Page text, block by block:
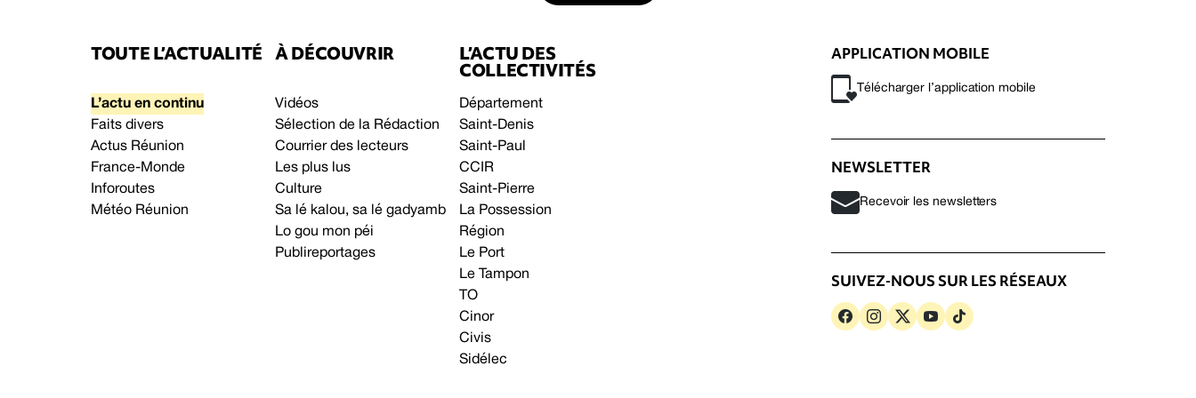
TOUTE L’ACTUALITÉ
L’actu en continu
Faits divers
Actus Réunion
France-Monde
Inforoutes
Météo Réunion
À DÉCOUVRIR
Vidéos
Sélection de la Rédaction
Courrier des lecteurs
Les plus lus
Culture
Sa lé kalou, sa lé gadyamb
Lo gou mon péi
Publireportages
L’ACTU DES
COLLECTIVITÉS
Département
Saint-Denis
Saint-Paul
CCIR
Saint-Pierre
La Possession
Région
Le Port
Le Tampon
TO
Cinor
Civis
Sidélec
APPLICATION MOBILE
Télécharger l’application mobile
NEWSLETTER
Recevoir les newsletters
SUIVEZ-NOUS SUR LES RÉSEAUX